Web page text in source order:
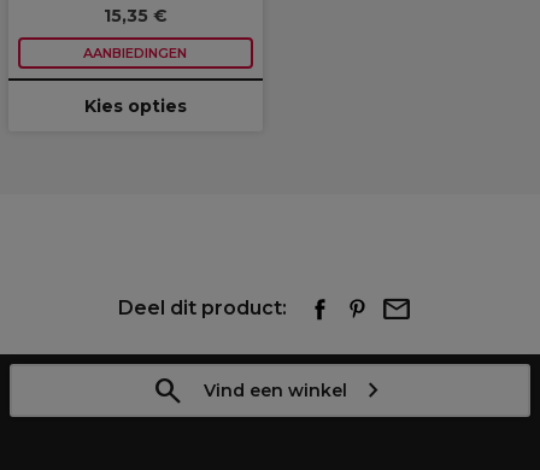
15,35 €
AANBIEDINGEN
Kies opties
Deel dit product:
Vind een winkel